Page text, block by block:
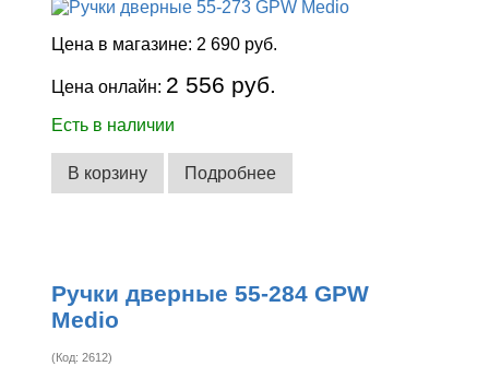
Цена в магазине: 2 690 руб.
Цена онлайн: 2 556 руб.
Есть в наличии
В корзину Подробнее
Ручки дверные 55-284 GPW
Medio
(Код:2612)